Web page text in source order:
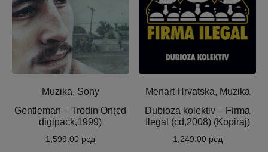
Muzika, Sony
Gentleman – Trodin On(cd
digipack,1999)
1,599.00 рсд
Menart Hrvatska, Muzika
Dubioza kolektiv – Firma
Ilegal (cd,2008) (Kopiraj)
1,249.00 рсд